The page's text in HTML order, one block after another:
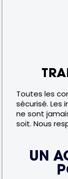
Toutes les
sécurisé.
ne sont
soit. Nous
UN